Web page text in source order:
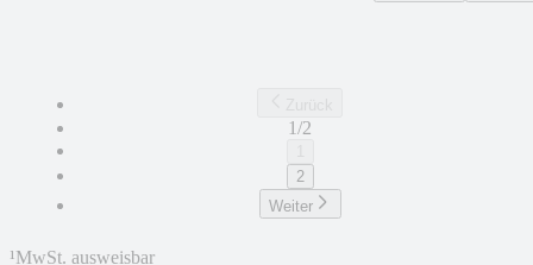
1/2
2
Weiter
¹MwSt. ausweisbar